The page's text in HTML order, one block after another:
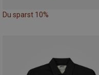
Du sparst 10%